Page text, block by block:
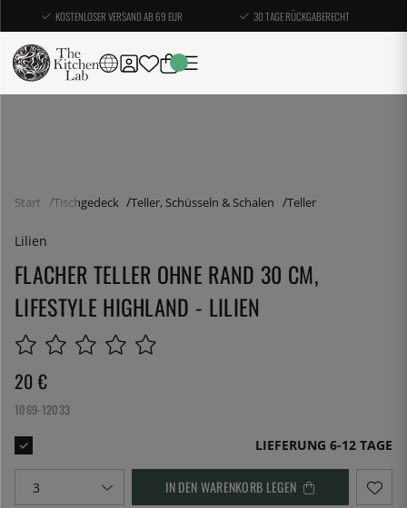
KOSTENLOSER VERSAND AB 69 EUR 30 TAGE RÜCKGABERECHT
Start Tischgedeck Teller, Schüsseln & Schalen Teller
Lilien
FLACHER TELLER OHNE RAND 30 CM,
LIFESTYLE HIGHLAND - LILIEN
20 €
1069-12033
LIEFERUNG 6-12 TAGE
IN DEN WARENKORB LEGEN